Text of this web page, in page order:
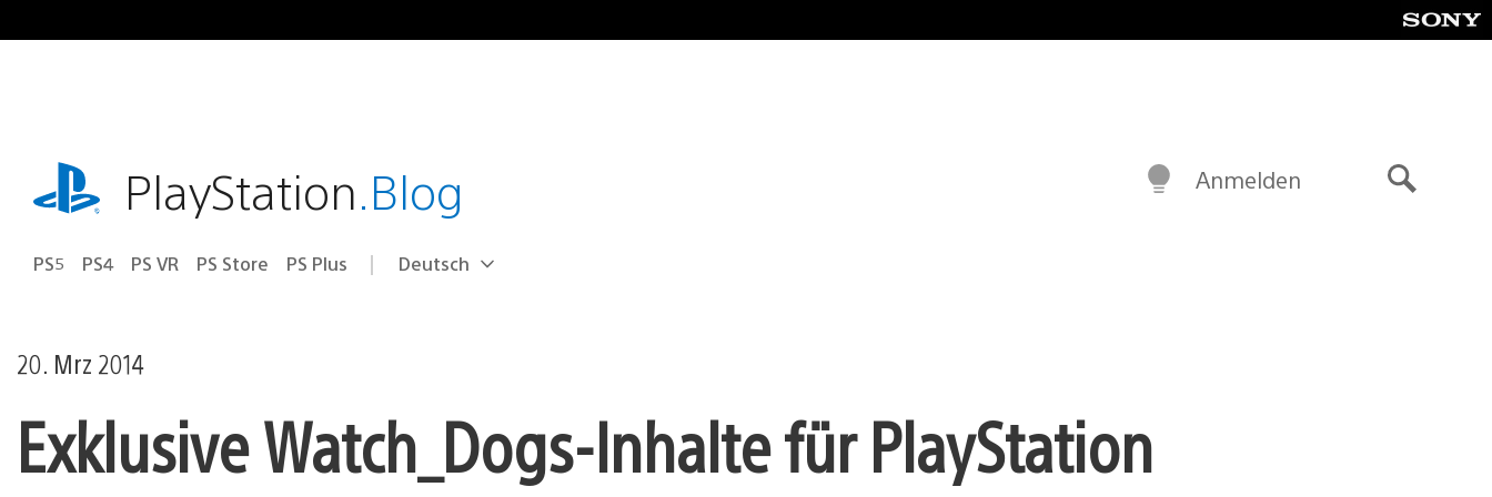
Inhalt
playstation.comPlayStation.Blog
PS5 PS4 PS VR PS Store PS Plus Select
Aktuelle
Deutsch
Anmelden
20. Mrz 2014
Exklusive Watch_Dogs-Inhalte für PlayStation